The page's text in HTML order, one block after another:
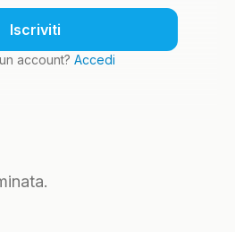
Iscriviti
account? Accedi